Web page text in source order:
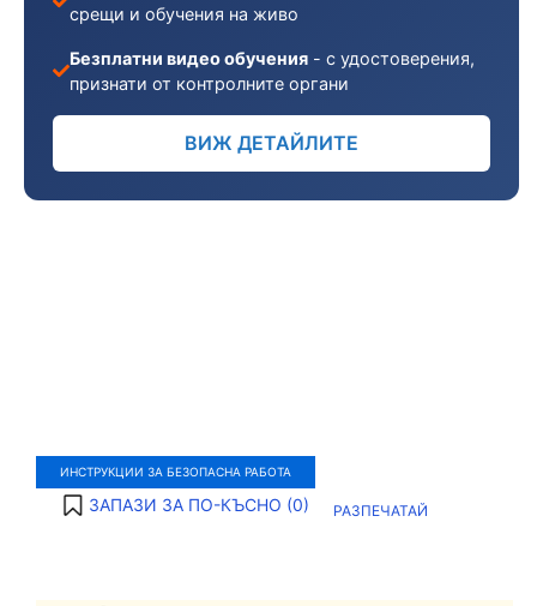
ИНСТРУКЦИИ ЗА БЕЗОПАСНА РАБОТА
ЗАПАЗИ ЗА ПО-КЪСНО (0) РАЗПЕЧАТАЙ
срещи и обучения на живо
Безплатни видео обучения - с удостоверения,
признати от контролните органи
ВИЖ ДЕТАЙЛИТЕ